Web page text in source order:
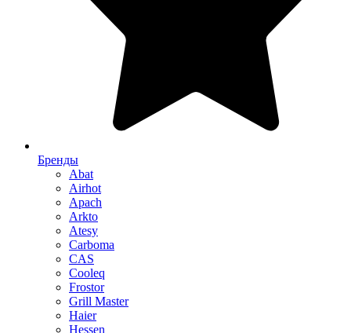
Бренды
Abat
Airhot
Apach
Arkto
Atesy
Carboma
CAS
Cooleq
Frostor
Grill Master
Haier
Hessen